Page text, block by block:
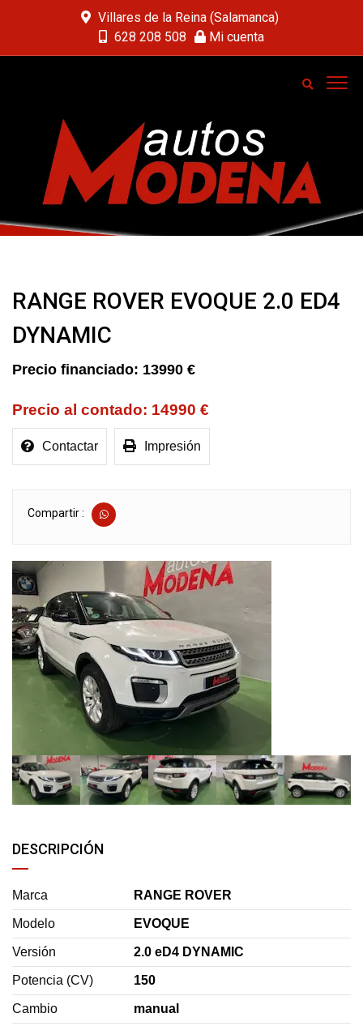
Villares de la Reina (Salamanca)
628 208 508
Mi cuenta
RANGE ROVER EVOQUE 2.0 ED4
DYNAMIC
13990 €
14990 €
Contactar Impresión
Compartir :
DESCRIPCIÓN
Marca RANGE ROVER
Modelo EVOQUE
Versión 2.0 eD4 DYNAMIC
Potencia (CV) 150
Cambio manual